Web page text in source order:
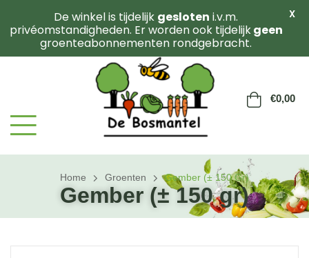
€0,00
Home Groenten Gember (± 150 Gr)
Gember (± 150 gr)
De winkel is tijdelijk gesloten i.v.m.
privéomstandigheden. Er worden ook tijdelijkgeen
groenteabonnementen rondgebracht.
X